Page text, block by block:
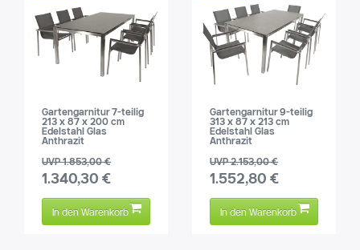
Gartengarnitur 7-teilig
213 x 87 x 200 cm
Edelstahl Glas
Anthrazit
UVP 1.853,00 €
1.340,30 €
In den Warenkorb
Gartengarnitur 9-teilig
313 x 87 x 213 cm
Edelstahl Glas
Anthrazit
UVP 2.153,00 €
1.552,80 €
In den Warenkorb